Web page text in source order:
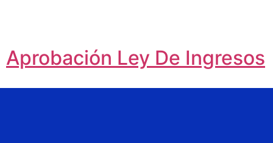
Aprobación Ley De Ingresos